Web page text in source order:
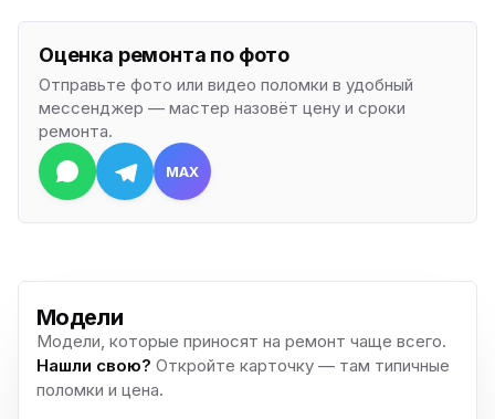
Оценка ремонта по фото
Отправьте фото или видео поломки в удобный
мессенджер — мастер назовёт цену и сроки
ремонта.
MAX
Модели
Модели, которые приносят на ремонт чаще всего.
Нашли свою? Откройте карточку — там типичные
поломки и цена.